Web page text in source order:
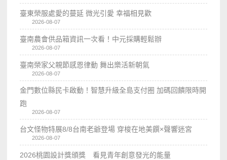
臺東榮服處愛的蔓延 微光引愛 幸福相見歡
2026-08-07
臺南農會供品箱資訊一次看！中元採購輕鬆辦
2026-08-07
臺南榮家父親節感恩律動 舞出樂活新朝氣
2026-08-07
金門數位縣民卡啟動！智慧升級全島支付圈 加碼回饋限時開
跑
2026-08-07
台文怪物特展8/8台南老爺登場 穿梭在地美饌×聲響迷宮
2026-08-07
2026桃園設計獎頒獎 看見青年創意發光的能量